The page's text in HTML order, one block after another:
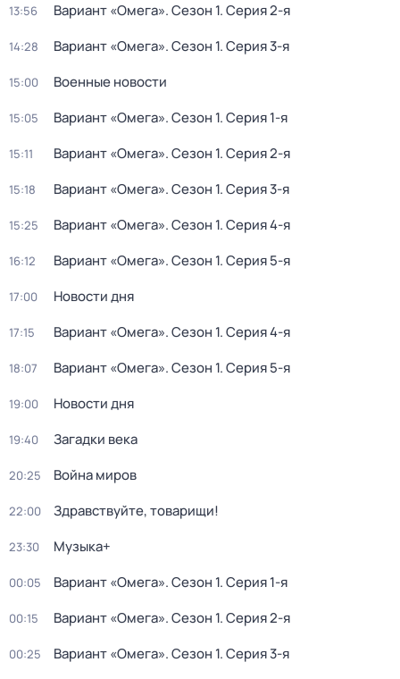
13:56 Вариант «Омега». Сезон 1. Серия 2-я
14:28 Вариант «Омега». Сезон 1. Серия 3-я
15:00 Военные новости
15:05 Вариант «Омега». Сезон 1. Серия 1-я
15:11 Вариант «Омега». Сезон 1. Серия 2-я
15:18 Вариант «Омега». Сезон 1. Серия 3-я
15:25 Вариант «Омега». Сезон 1. Серия 4-я
16:12 Вариант «Омега». Сезон 1. Серия 5-я
17:00 Новости дня
17:15 Вариант «Омега». Сезон 1. Серия 4-я
18:07 Вариант «Омега». Сезон 1. Серия 5-я
19:00 Новости дня
19:40 Загадки века
20:25 Война миров
22:00 Здравствуйте, товарищи!
23:30 Музыка+
00:05 Вариант «Омега». Сезон 1. Серия 1-я
00:15 Вариант «Омега». Сезон 1. Серия 2-я
00:25 Вариант «Омега». Сезон 1. Серия 3-я